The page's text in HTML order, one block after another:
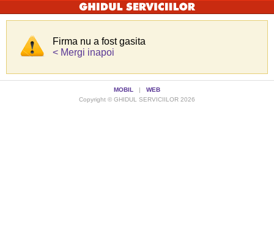
Firma nu a fost gasita
< Mergi inapoi
MOBIL | WEB
Copyright © GHIDUL SERVICIILOR 2026